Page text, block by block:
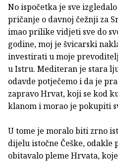
No ispočetka je sve
pričanje o davnoj čežnji za
imao prilike vidjeti sve do
godine, moj je švicarski
investirati u moje
u Istru. Mediteran je stara
odavde potječemo i da je
zapravo Hrvat, koji se kod
klanom i morao je pokupiti
U tome je moralo biti zrno
dijelu istočne Češke, odakle
obitavalo pleme Hrvata,